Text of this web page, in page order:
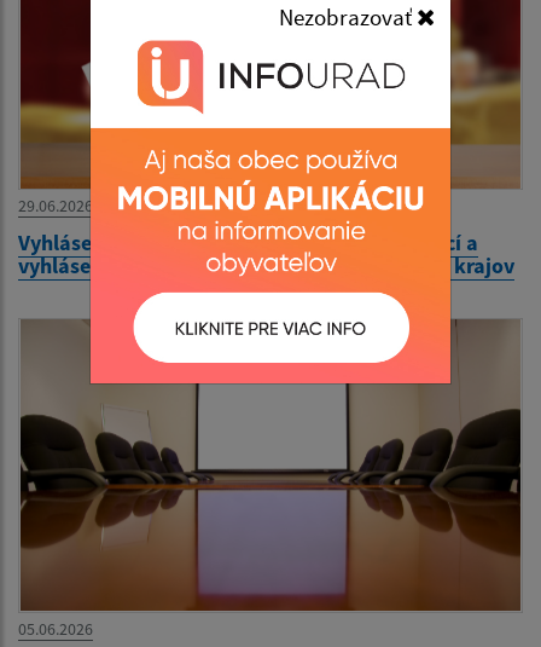
Nezobrazovať
29.06.2026
Vyhlásenie volieb do orgánov samosprávy obcí a
vyhlásenie volieb do orgánov samosprávnych krajov
05.06.2026